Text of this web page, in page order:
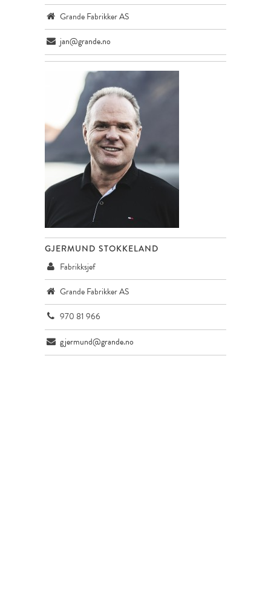
Grande Fabrikker AS
jan@grande.no
GJERMUND STOKKELAND
Fabrikksjef
Grande Fabrikker AS
970 81 966
gjermund@grande.no